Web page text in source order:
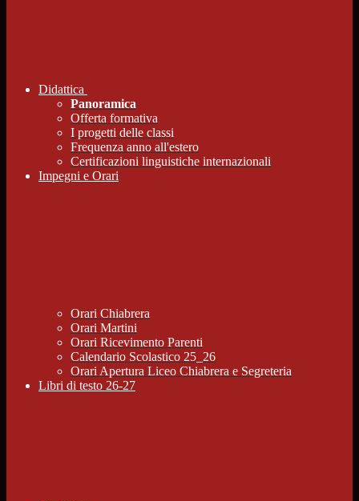
Didattica
Panoramica
Offerta formativa
I progetti delle classi
Frequenza anno all'estero
Certificazioni linguistiche internazionali
Impegni e Orari
Orari Chiabrera
Orari Martini
Orari Ricevimento Parenti
Calendario Scolastico 25_26
Orari Apertura Liceo Chiabrera e Segreteria
Libri di testo 26-27